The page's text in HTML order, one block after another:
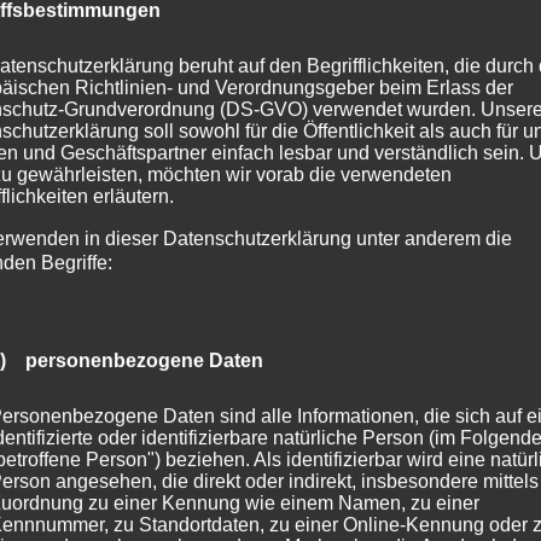
in der gut
das Erntedankfest. Die Kinder
wollten wie in jedem Jahr
was durch die allgemeine
möglich war. Dennoch waren
präsent: Ein im
aufgenommenes Gesangsvideo
gestaltete Plakate zum Thema
bereicherten den Gottesdienst.
zu dem Lied „Wir pflügen
betonte Pfarrer Joachim
wir Gott für das Gute, das wir
danken können, auch wenn es
Hände“ geht, also viel
Fleiß notwendig ist.
hatten wie in jedem Jahr
haltbare Lebensmittel
beruht auf den Begrifflichkeiten, die durch
Richtlinien- und Verordnungsgeber beim Erlass der
Grundverordnung (DS-GVO) verwendet wurden.
soll sowohl für die Öffentlichkeit als auch für
und Geschäftspartner einfach lesbar und verständlich sein.
gewährleisten, möchten wir vorab die verwendeten
erläutern.
in dieser Datenschutzerklärung unter anderem die
Begriffe:
personenbezogene Daten
Daten sind alle Informationen, die sich auf
oder identifizierbare natürliche Person (im
Person") beziehen. Als identifizierbar wird eine
angesehen, die direkt oder indirekt, insbesondere mittels
zu einer Kennung wie einem Namen, zu einer
zu Standortdaten, zu einer Online-Kennung oder